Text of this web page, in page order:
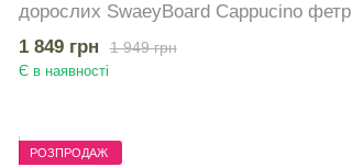
дорослих SwaeyBoard Cappucino фетр
класичний до 100 кг
1 949 грн
1 849 грн
Є в наявності
РОЗПРОДАЖ